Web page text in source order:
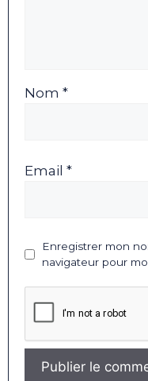
Nom *
Email *
Enregistrer mon
navigateur pour